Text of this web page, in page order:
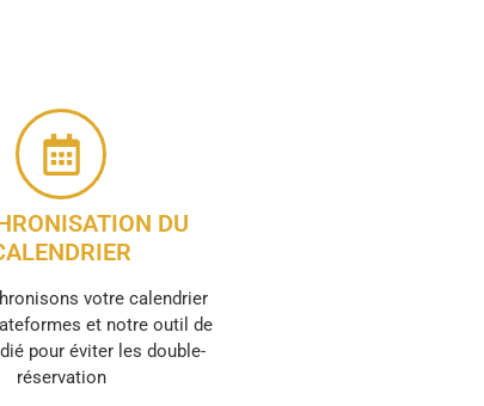
DU
votre calendrier
et notre outil de
pour éviter les double-
réservation